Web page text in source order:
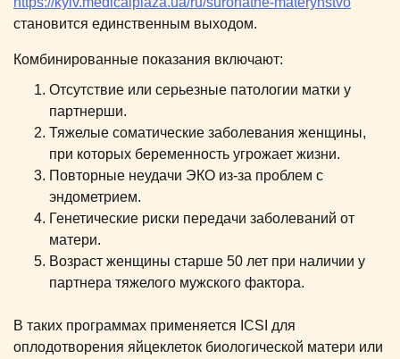
становится единственным выходом.
Комбинированные показания включают:
Отсутствие или серьезные патологии матки у
партнерши.
Тяжелые соматические заболевания женщины,
при которых беременность угрожает жизни.
Повторные неудачи ЭКО из-за проблем с
эндометрием.
Генетические риски передачи заболеваний от
матери.
Возраст женщины старше 50 лет при наличии у
партнера тяжелого мужского фактора.
В таких программах применяется ICSI для
оплодотворения яйцеклеток биологической матери или